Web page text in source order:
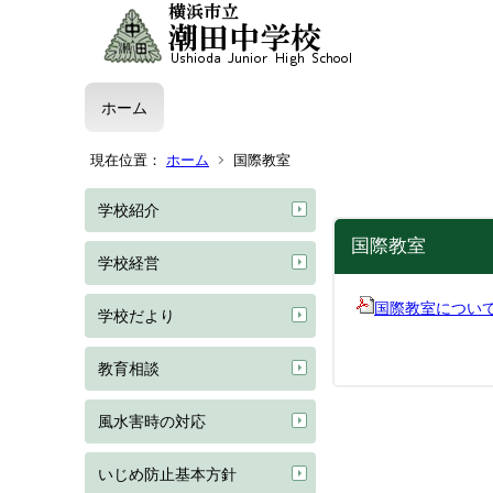
ホーム
現在位置： ホーム 国際教室
学校紹介
学校経営
学校だより
教育相談
風水害時の対応
いじめ防止基本方針
国際教室
国際教室につい